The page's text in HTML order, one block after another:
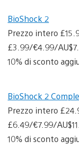
BioShock 2
Prezzo intero
£3.99/€4.99/
10% di sconto
BioShock 2
Prezzo intero
£6.49/€7.99/
10% di sconto